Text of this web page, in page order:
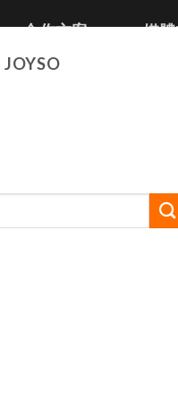
合作方案 媒
JOYSO